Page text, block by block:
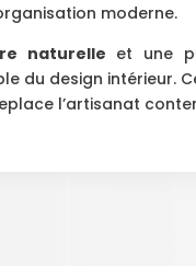
moderne.
naturelle et une
du design intérieur.
l’artisanat